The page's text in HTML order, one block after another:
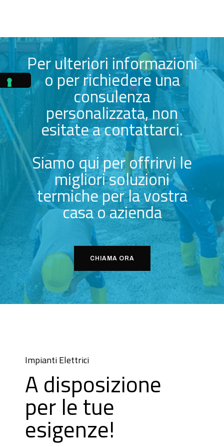
Per ulteriori informazioni
o per richiedere una
consulenza
personalizzata, non
esitate a contattarci.
Siamo qui per offrirvi le
migliori soluzioni
termiche per la vostra
casa o azienda
CHIAMA ORA
Impianti Elettrici
A disposizione
per le tue
esigenze!